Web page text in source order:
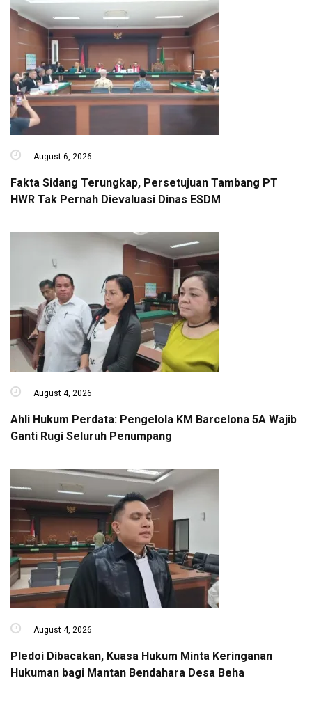
August 6, 2026
Fakta Sidang Terungkap, Persetujuan Tambang PT
HWR Tak Pernah Dievaluasi Dinas ESDM
August 4, 2026
Ahli Hukum Perdata: Pengelola KM Barcelona 5A Wajib
Ganti Rugi Seluruh Penumpang
August 4, 2026
Pledoi Dibacakan, Kuasa Hukum Minta Keringanan
Hukuman bagi Mantan Bendahara Desa Beha